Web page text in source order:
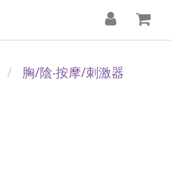
胸/陰‧按摩/刺激器